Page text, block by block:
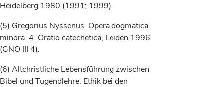
Heidelberg 1980 (1991; 1999).
(5) Gregorius Nyssenus. Opera dogmatica
minora. 4. Oratio catechetica, Leiden 1996
(GNO III 4).
(6) Altchristliche Lebensführung zwischen
Bibel und Tugendlehre: Ethik bei den